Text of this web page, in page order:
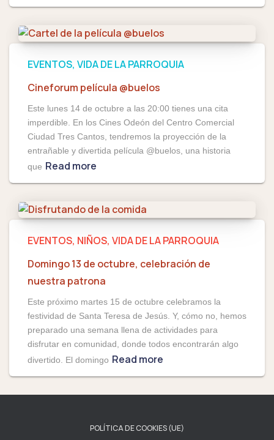
EVENTOS VIDA DE LA PARROQUIA
Cineforum película @buelos
Este lunes 14 de octubre a las 20:00 tienes una cita
imperdible. En los Cines Odeón del Centro Comercial
Ciudad Tres Cantos, tendremos la proyección de la
entrañable y divertida película @buelos, una historia
que Read more
EVENTOS NIÑOS VIDA DE LA PARROQUIA
Domingo 13 de octubre, celebración de
nuestra patrona
Este próximo martes 15 de octubre celebramos la
festividad de Santa Teresa de Jesús. Y, cómo no, hemos
preparado una semana llena de actividades para
disfrutar en comunidad, donde todos encontrarán algo
divertido. El domingo Read more
POLÍTICA DE COOKIES (UE)